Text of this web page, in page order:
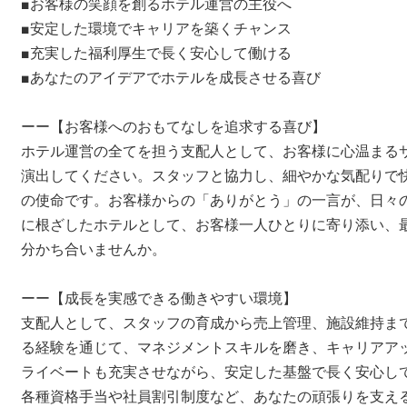
■お客様の笑顔を創るホテル運営の主役へ
■安定した環境でキャリアを築くチャンス
■充実した福利厚生で長く安心して働ける
■あなたのアイデアでホテルを成長させる喜び
ーー【お客様へのおもてなしを追求する喜び】
ホテル運営の全てを担う支配人として、お客様に心温ま
演出してください。スタッフと協力し、細やかな気配り
の使命です。お客様からの「ありがとう」の一言が、日
に根ざしたホテルとして、お客様一人ひとりに寄り添い
分かち合いませんか。
ーー【成長を実感できる働きやすい環境】
支配人として、スタッフの育成から売上管理、施設維持
る経験を通じて、マネジメントスキルを磨き、キャリア
ライベートも充実させながら、安定した基盤で長く安心
各種資格手当や社員割引制度など、あなたの頑張りを支